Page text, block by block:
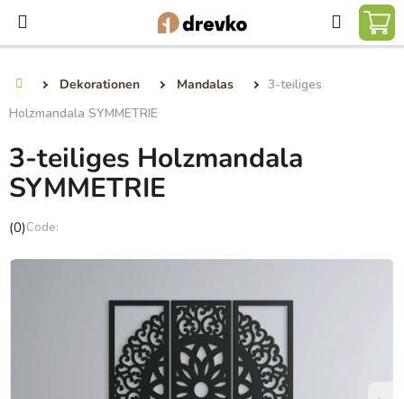
Inhalt
springen
Suchen
Dekorationen Mandalas
3-teiliges
Holzmandala SYMMETRIE
3-teiliges Holzmandala
SYMMETRIE
Die
Produktbewertung
(0)